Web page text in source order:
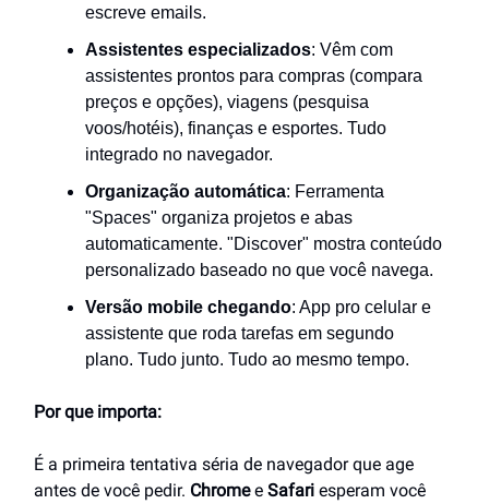
escreve emails.
Assistentes especializados: Vêm com
assistentes prontos para compras (compara
preços e opções), viagens (pesquisa
voos/hotéis), finanças e esportes. Tudo
integrado no navegador.
Organização automática: Ferramenta
"Spaces" organiza projetos e abas
automaticamente. "Discover" mostra conteúdo
personalizado baseado no que você navega.
Versão mobile chegando: App pro celular e
assistente que roda tarefas em segundo
plano. Tudo junto. Tudo ao mesmo tempo.
Por que importa:
É a primeira tentativa séria de navegador que age
antes de você pedir. Chromee Safari esperam você